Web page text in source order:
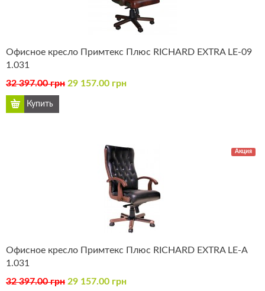
Офисное кресло Примтекс Плюс RICHARD EXTRA LE-09
1.031
32 397.00 грн 29 157.00 грн
Акция
Офисное кресло Примтекс Плюс RICHARD EXTRA LE-А
1.031
32 397.00 грн 29 157.00 грн